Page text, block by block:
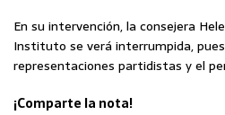
En su intervención, la consejera
Instituto se verá interrumpida,
representaciones partidistas y el
¡Comparte la nota!